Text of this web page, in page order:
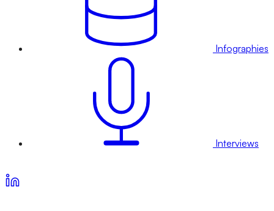
Infographies
Interviews